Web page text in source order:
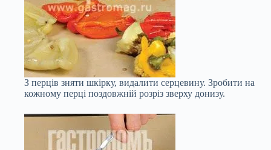
З перців зняти шкірку, видалити серцевину. Зробити на
кожному перці поздовжній розріз зверху донизу.